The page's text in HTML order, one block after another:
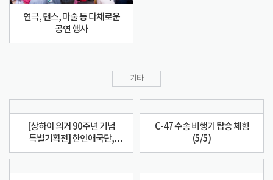
연극, 댄스, 마술 등 다채로운
공연 행사
기타
[상하이 의거 90주년 기념
특별기획전] 한인애국단,
1932년 그들의 임무
C-47 수송 비행기 탑승 체험
(5/5)